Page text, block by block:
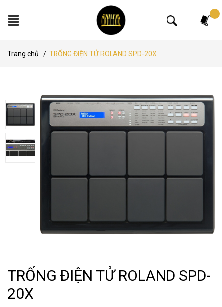
Trang chủ / TRỐNG ĐIỆN TỬ ROLAND SPD-20X
TRỐNG ĐIỆN TỬ ROLAND SPD-
20X